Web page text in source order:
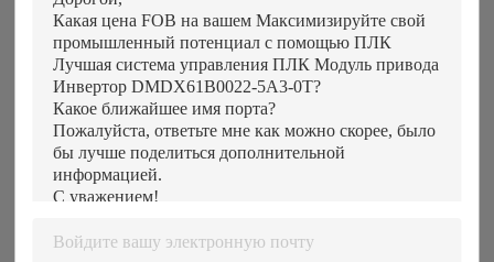
Управляющий ПЛК серии Модуль драйвера HMI Система
Модуль управления серией PLC HMI System SGDV-
Модуль управления серией PLC Controller HMI System
Управляющий ПЛК серии Модуль управления HMI
Модуль драйвера серии контроллеров PLC системы HMI
Модуль управления серией контроллеров ПЛК HMI